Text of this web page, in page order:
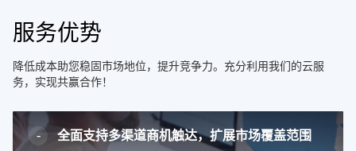
服务优势
降低成本助您稳固市场地位，提升竞争力。充分利用我们的云服
务，实现共赢合作！
全面支持多渠道商机触达，扩展市场覆盖范围